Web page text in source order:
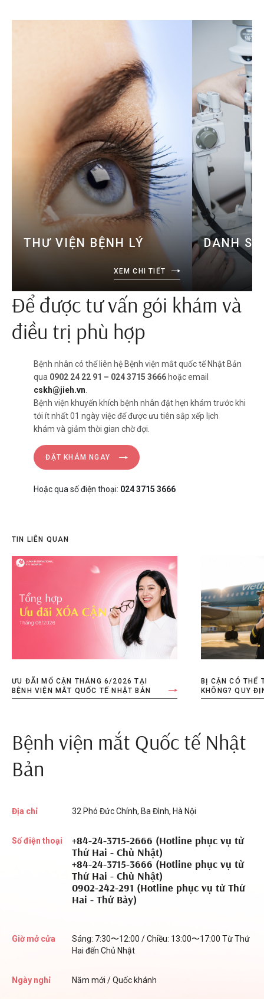
THƯ VIỆN BỆNH LÝ
XEM CHI TIẾT
DANH
Để được tư vấn gói khám và
điều trị phù hợp
Bệnh nhân có thể liên hệ Bệnh viện mắt quốc tế Nhật Bản
qua 0902 24 22 91 – 024 3715 3666 hoặc email
cskh@jieh.vn
Bệnh viện khuyến khích bệnh nhân đặt hẹn khám trước khi
tới ít nhất 01 ngày việc để được ưu tiên sắp xếp lịch
khám và giảm thời gian chờ đợi.
ĐẶT KHÁM NGAY
Hoặc qua số điện thoại: 024 3715 3666
TIN LIÊN QUAN
ƯU ĐÃI MỔ CẬN THÁNG 6/2026 TẠI
BỆNH VIỆN MẮT QUỐC TẾ NHẬT BẢN
BỊ CẬN CÓ THỂ
KHÔNG? QUY
PHÁP
Bệnh viện mắt Quốc tế Nhật
Bản
Địa chỉ 32 Phó Đức Chính, Ba Đình, Hà Nội
Số điện thoại
+84-24-3715-2666 (Hotline phục vụ từ
Thứ Hai - Chủ Nhật)
+84-24-3715-3666 (Hotline phục vụ từ
Thứ Hai - Chủ Nhật)
0902-242-291 (Hotline phục vụ từ Thứ
Hai - Thứ Bảy)
Giờ mở cửa
Sáng: 7:30〜12:00 / Chiều: 13:00〜17:00 Từ Thứ
Hai đến Chủ Nhật
Ngày nghỉ Năm mới / Quốc khánh